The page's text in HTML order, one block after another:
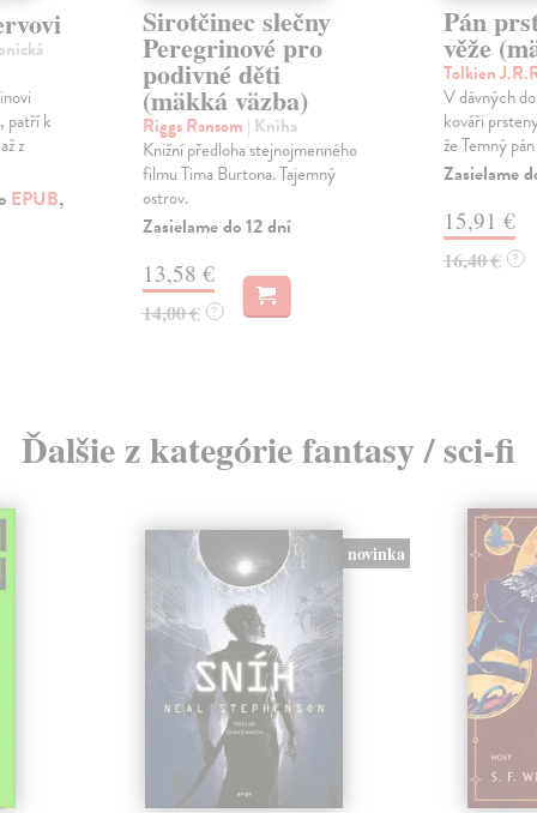
patří k
z
EPUB,
Sirotčinec slečny
Peregrinové pro
podivné děti
(mäkká väzba)
Riggs Ransom | Kniha
Knižní předloha stejnojmenného
filmu Tima Burtona. Tajemný
ostrov.
Zasielame do 12 dní
13,58 €
14,00 € ?
Pán
věže
Tolkien
V dávných
kováři
že Temný
Zasielame
15,91 €
16,40 € ?
Ďalšie z kategórie fantasy / sci-fi
novinka